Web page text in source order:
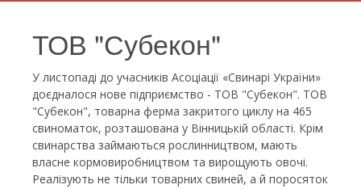
ТОВ "Субекон"
У листопаді до учасників Асоціації «Свинарі України»
доєдналося нове підприємство - ТОВ "Субекон". ТОВ
"Субекон", товарна ферма закритого циклу на 465
свиноматок, розташована у Вінницькій області. Крім
свинарства займаються рослинництвом, мають
власне кормовиробництвом та вирощують овочі.
Реалізують не тільки товарних свиней, а й поросяток